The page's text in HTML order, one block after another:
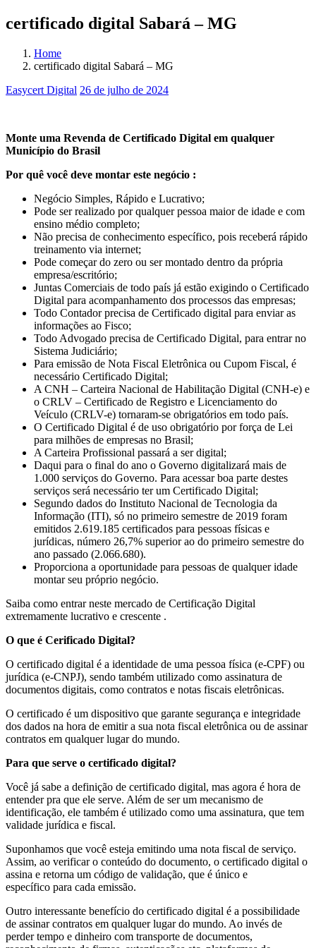
certificado digital Sabará – MG
Home
certificado digital Sabará – MG
Easycert Digital 26 de julho de 2024
Monte uma Revenda de Certificado Digital em qualquer
Município do Brasil
Por quê você deve montar este negócio :
Negócio Simples, Rápido e Lucrativo;
Pode ser realizado por qualquer pessoa maior de idade e com
ensino médio completo;
Não precisa de conhecimento específico, pois receberá rápido
treinamento via internet;
Pode começar do zero ou ser montado dentro da própria
empresa/escritório;
Juntas Comerciais de todo país já estão exigindo o Certificado
Digital para acompanhamento dos processos das empresas;
Todo Contador precisa de Certificado digital para enviar as
informações ao Fisco;
Todo Advogado precisa de Certificado Digital, para entrar no
Sistema Judiciário;
Para emissão de Nota Fiscal Eletrônica ou Cupom Fiscal, é
necessário Certificado Digital;
A CNH – Carteira Nacional de Habilitação Digital (CNH-e) e
o CRLV – Certificado de Registro e Licenciamento do
Veículo (CRLV-e) tornaram-se obrigatórios em todo país.
O Certificado Digital é de uso obrigatório por força de Lei
para milhões de empresas no Brasil;
A Carteira Profissional passará a ser digital;
Daqui para o final do ano o Governo digitalizará mais de
1.000 serviços do Governo. Para acessar boa parte destes
serviços será necessário ter um Certificado Digital;
Segundo dados do Instituto Nacional de Tecnologia da
Informação (ITI), só no primeiro semestre de 2019 foram
emitidos 2.619.185 certificados para pessoas físicas e
jurídicas, número 26,7% superior ao do primeiro semestre do
ano passado (2.066.680).
Proporciona a oportunidade para pessoas de qualquer idade
montar seu próprio negócio.
Saiba como entrar neste mercado de Certificação Digital
extremamente lucrativo e crescente .
O que é Cerificado Digital?
O certificado digital é a identidade de uma pessoa física (e-CPF) ou
jurídica (e-CNPJ), sendo também utilizado como assinatura de
documentos digitais, como contratos e notas fiscais eletrônicas.
O certificado é um dispositivo que garante segurança e integridade
dos dados na hora de emitir a sua nota fiscal eletrônica ou de assinar
contratos em qualquer lugar do mundo.
Para que serve o certificado digital?
Você já sabe a definição de certificado digital, mas agora é hora de
entender pra que ele serve. Além de ser um mecanismo de
identificação, ele também é utilizado como uma assinatura, que tem
validade jurídica e fiscal.
Suponhamos que você esteja emitindo uma nota fiscal de serviço.
Assim, ao verificar o conteúdo do documento, o certificado digital o
assina e retorna um código de validação, que é único e
específico para cada emissão.
Outro interessante benefício do certificado digital é a possibilidade
de ​assinar contratos em qualquer lugar do mundo. Ao invés de
perder tempo e dinheiro com transporte de documentos,